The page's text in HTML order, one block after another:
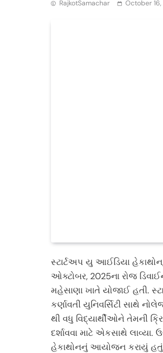
RajkotSamachar October
સ્ટાર્ટઅપ યુ આઈડિયા
ઓક્ટોબર, 2025ના રોજ
મહેસાણા ખાતે યોજાઈ હતી.
કર્ણાવતી યુનિવર્સિટી સાથે
થી વધુ વિદ્યાર્થીઓને તેમની
દર્શાવવા માટે એકસાથે
હેકાથોનનું આયોજન કરાયું